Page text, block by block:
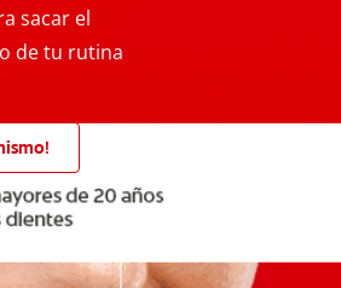
sacar el
de tu rutina